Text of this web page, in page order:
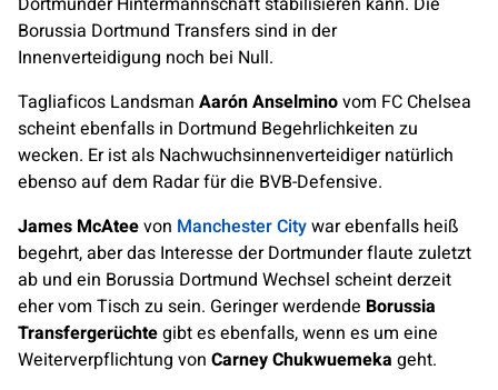
Borussia Dortmund Transfers sind in der
Innenverteidigung noch bei Null.
Tagliaficos Landsman Aarón Anselminovom FC Chelsea
scheint ebenfalls in Dortmund Begehrlichkeiten zu
wecken. Er ist als Nachwuchsinnenverteidiger natürlich
ebenso auf dem Radar für die BVB-Defensive.
James McAteevon Manchester Citywar ebenfalls heiß
begehrt, aber das Interesse der Dortmunder flaute zuletzt
ab und ein Borussia Dortmund Wechsel scheint derzeit
eher vom Tisch zu sein. Geringer werdende Borussia
Transfergerüchtegibt es ebenfalls, wenn es um eine
Weiterverpflichtung von Carney Chukwuemeka geht.